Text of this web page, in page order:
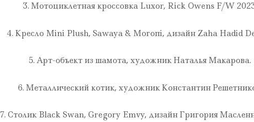
3. Мотоциклетная кроссовка Luxor, Rick Owens F/W
4. Кресло Mini Plush, Sawaya & Moгoпі, дизайн Zaha Hadid
5. Арт-объект из шамота, художник Наталья Макарова.
6. Металлический котик, художник Константин
7. Столик Black Swan, Gregory Emvy, дизайн Григория